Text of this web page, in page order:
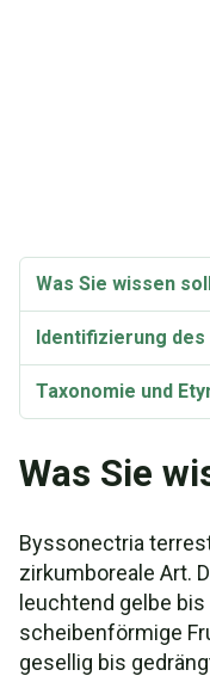
Was Sie wissen
Identifizierung des
Taxonomie und
Was Sie
Byssonectria
zirkumboreale Art.
leuchtend gelbe
scheibenförmige
gesellig bis